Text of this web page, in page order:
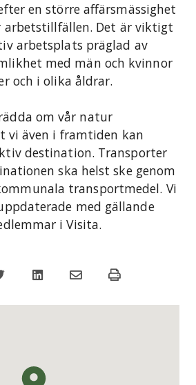
en större affärsmässighet
arbetstillfällen. Det är viktigt
arbetsplats präglad av
med män och kvinnor
och i olika åldrar.
om vår natur
vi även i framtiden kan
destination. Transporter
ska helst ske genom
transportmedel. Vi
med gällande
i Visita.